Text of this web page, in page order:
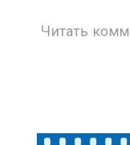
Читать